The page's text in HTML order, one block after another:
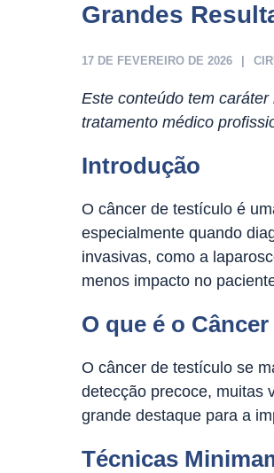
Grandes
17 DE FEVEREIRO DE 2026
Este conteúdo tem
tratamento médico
Introdução
O câncer de testículo é
especialmente quando
invasivas, como a
menos impacto no
O que é o
O câncer de testículo se
detecção precoce, muitas
grande destaque para a
Técnicas